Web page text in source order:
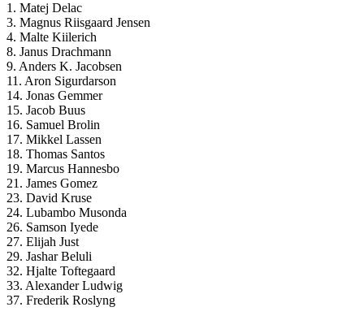
1. Matej Delac
3. Magnus Riisgaard Jensen
4. Malte Kiilerich
8. Janus Drachmann
9. Anders K. Jacobsen
11. Aron Sigurdarson
14. Jonas Gemmer
15. Jacob Buus
16. Samuel Brolin
17. Mikkel Lassen
18. Thomas Santos
19. Marcus Hannesbo
21. James Gomez
23. David Kruse
24. Lubambo Musonda
26. Samson Iyede
27. Elijah Just
29. Jashar Beluli
32. Hjalte Toftegaard
33. Alexander Ludwig
37. Frederik Roslyng